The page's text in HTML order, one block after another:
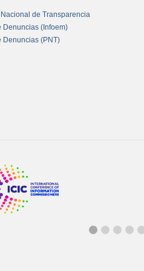
de Transparencia
Denuncias (Infoem)
Denuncias (PNT)